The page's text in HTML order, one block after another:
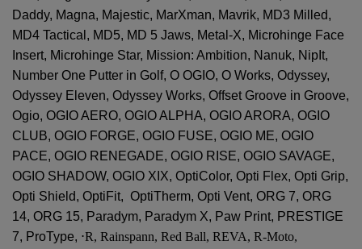
Daddy, Magna, Majestic, MarXman, Mavrik, MD3 Milled,
MD4 Tactical, MD5, MD 5 Jaws, Metal-X, Microhinge Face
Insert, Microhinge Star, Mission: Ambition, Nanuk, NipIt,
Number One Putter in Golf, O OGIO, O Works, Odyssey,
Odyssey Eleven, Odyssey Works, Offset Groove in Groove,
Ogio, OGIO AERO, OGIO ALPHA, OGIO ARORA, OGIO
CLUB, OGIO FORGE, OGIO FUSE, OGIO ME, OGIO
PACE, OGIO RENEGADE, OGIO RISE, OGIO SAVAGE,
OGIO SHADOW, OGIO XIX, OptiColor, Opti Flex, Opti Grip,
Opti Shield, OptiFit, OptiTherm, Opti Vent, ORG 7, ORG
14, ORG 15, Paradym, Paradym X, Paw Print, PRESTIGE
7, ProType, ⋅R, Rainspann, Red Ball, REVA, R-Moto,